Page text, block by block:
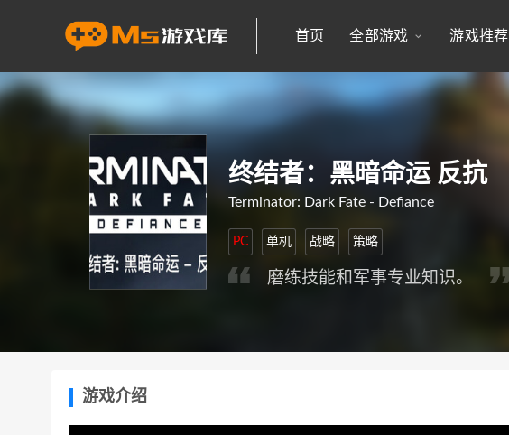
首页 全部游戏 游戏推荐
终结者：黑暗命运 反抗
Terminator: Dark Fate - Defiance
PC 单机 战略 策略
磨练技能和军事专业知识。
游戏介绍